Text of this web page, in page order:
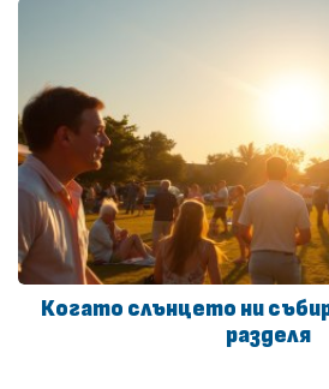
Когато слънцето ни
разделя